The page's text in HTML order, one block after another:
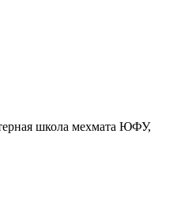
школа мехмата ЮФУ,